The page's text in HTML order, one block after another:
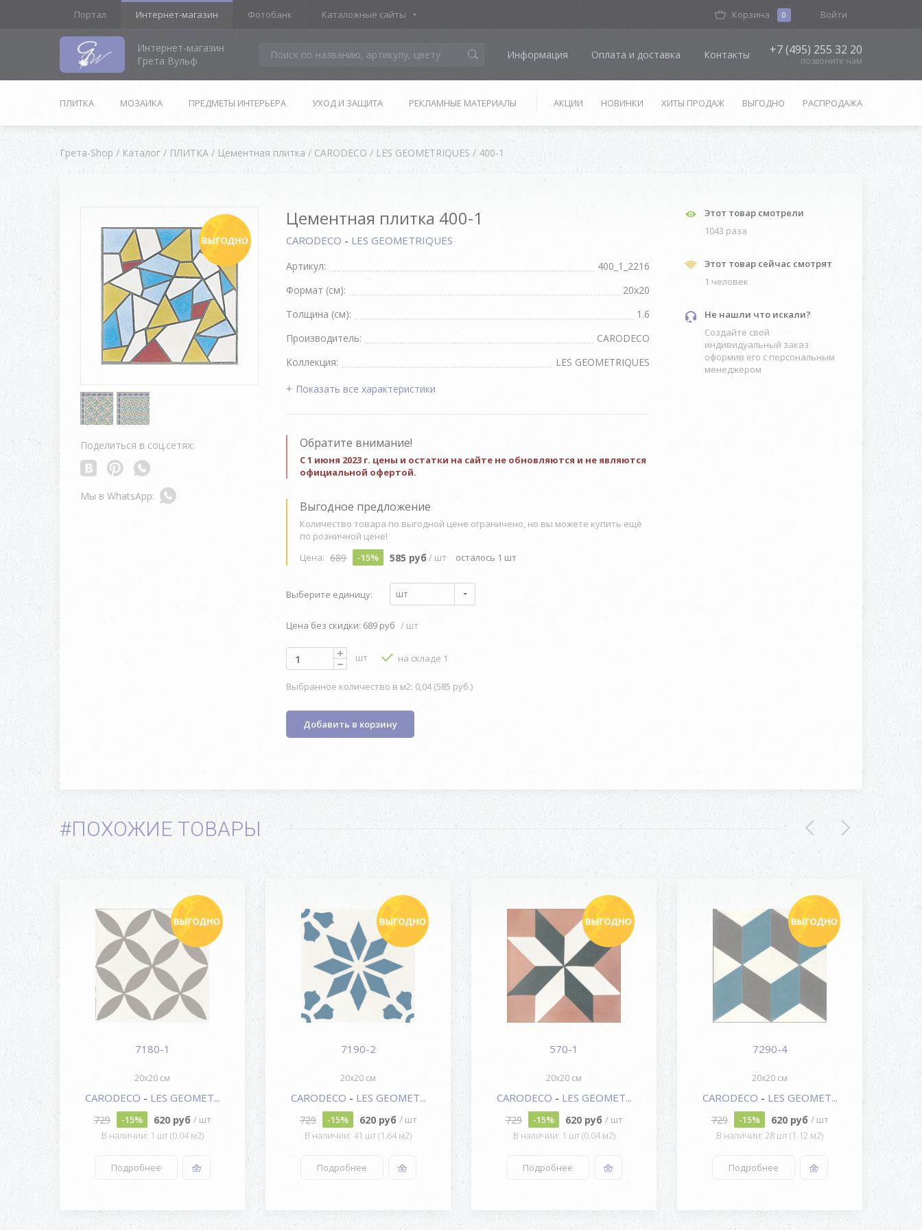
Портал Интернет-магазин Фотобанк Каталожные сайты Войти
Корзина 0
Интернет-магазин
Грета Вульф
Информация Оплата и доставка Контакты +7 (495) 255 32 20
позвоните нам
ПЛИТКА МОЗАИКА ПРЕДМЕТЫ ИНТЕРЬЕРА УХОД И ЗАЩИТА РЕКЛАМНЫЕ МАТЕРИАЛЫ АКЦИИ НОВИНКИ ХИТЫ ПРОДАЖ ВЫГОДНО РАСПРОДАЖА
Грета-Shop / Каталог / ПЛИТКА / Цементная плитка / CARODECO / LES GEOMETRIQUES / 400-1
Поделиться в соц.сетях:
Цементная плитка 400-1
CARODECO - LES GEOMETRIQUES
Артикул:
400_1_2216
Формат (см):
20x20
Толщина (см):
1.6
Производитель:
CARODECO
Коллекция:
LES GEOMETRIQUES
Показать все характеристики
Обратите внимание!
С 1 июня 2023 г. цены и остатки на сайте не обновляются и не являются
официальной офертой.
Выгодное предложение
Количество товара по выгодной цене ограничено, но вы можете купить ещё
по розничной цене!
Цена: 689 -15% 585 руб / шт осталось 1 шт
Выберите единицу: шт
Цена без скидки: 689 руб / шт
шт на складе 1
Выбранное количество в м2: 0,04 (585 руб.)
Добавить в корзину
Этот товар смотрели
1043 разa
Этот товар сейчас смотрят
1 человек
Не нашли что искали?
Создайте свой
индивидуальный заказ
оформив его с персональным
менеджером
#ПОХОЖИЕ ТОВАРЫ
7180-1
20x20 см
CARODECO - LES GEOMET...
729 -15% 620 руб / шт
В наличии: 1 шт (0.04 м2)
Подробнее
7190-2
20x20 см
CARODECO - LES GEOMET...
729 -15% 620 руб / шт
В наличии: 41 шт (1.64 м2)
Подробнее
570-1
20x20 см
CARODECO - LES GEOMET...
729 -15% 620 руб / шт
В наличии: 1 шт (0.04 м2)
Подробнее
7290-4
20x20 см
CARODECO - LES GEOMET...
729 -15% 620 руб / шт
В наличии: 28 шт (1.12 м2)
Подробнее